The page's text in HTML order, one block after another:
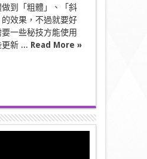
到「粗體」、「斜
效果，不過就要好
一些秘技方能使用
新 ... Read More »